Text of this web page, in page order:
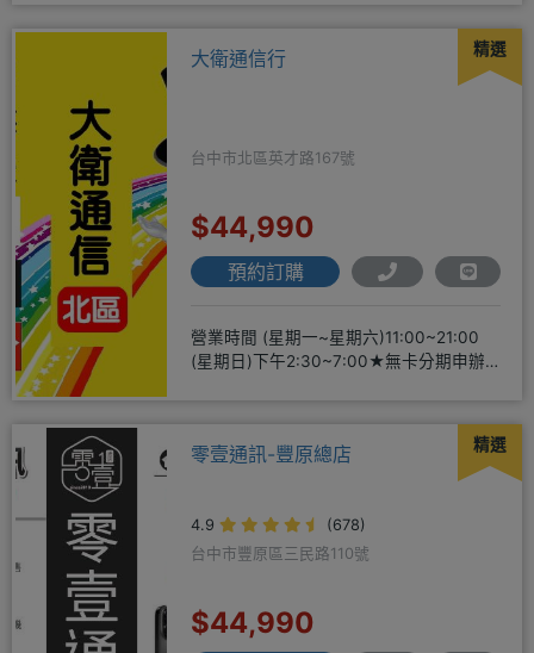
精選
大衛通信行
台中市北區英才路167號
$44,990
預約訂購
營業時間 (星期一~星期六)11:00~21:00
(星期日)下午2:30~7:00★無卡分期申辦
精選
零壹通訊-豐原總店
4.9
(678)
台中市豐原區三民路110號
$44,990